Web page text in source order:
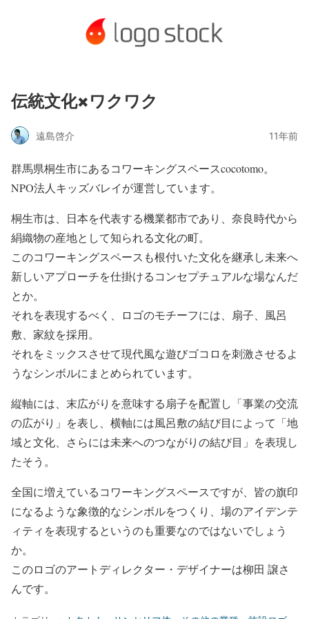
伝統文化×ワクワク
遠島啓介 11年前
群馬県桐生市にあるコワーキングスペースcocotomo。
NPO法人キッズバレイが運営しています。
桐生市は、日本を代表する機業都市であり、奈良時代から
絹織物の産地として知られる文化の町。
このコワーキングスペースも根付いた文化を継承し未来へ
新しいアプローチを仕掛けるコンセプチュアルな場なんだ
とか。
それを表現するべく、ロゴのモチーフには、扇子、風呂
敷、家紋を採用。
それをミックスさせて現代風な遊びゴコロを刺激させるよ
うなシンボルにまとめられています。
縦軸には、末広がりを意味する扇子を配置し「事業の交流
の広がり」を表し、横軸には風呂敷の結び目によって「地
域と文化、さらには未来へのつながりの結び目」を表現し
たそう。
全国に増えているコワーキングスペースですが、皆の旗印
になるような象徴的なシンボルをつくり、場のアイデンテ
ィティを表現するというのも重要なのではないでしょう
か。
このロゴのアートディレクター・デザイナーは柳田 譲さ
んです。